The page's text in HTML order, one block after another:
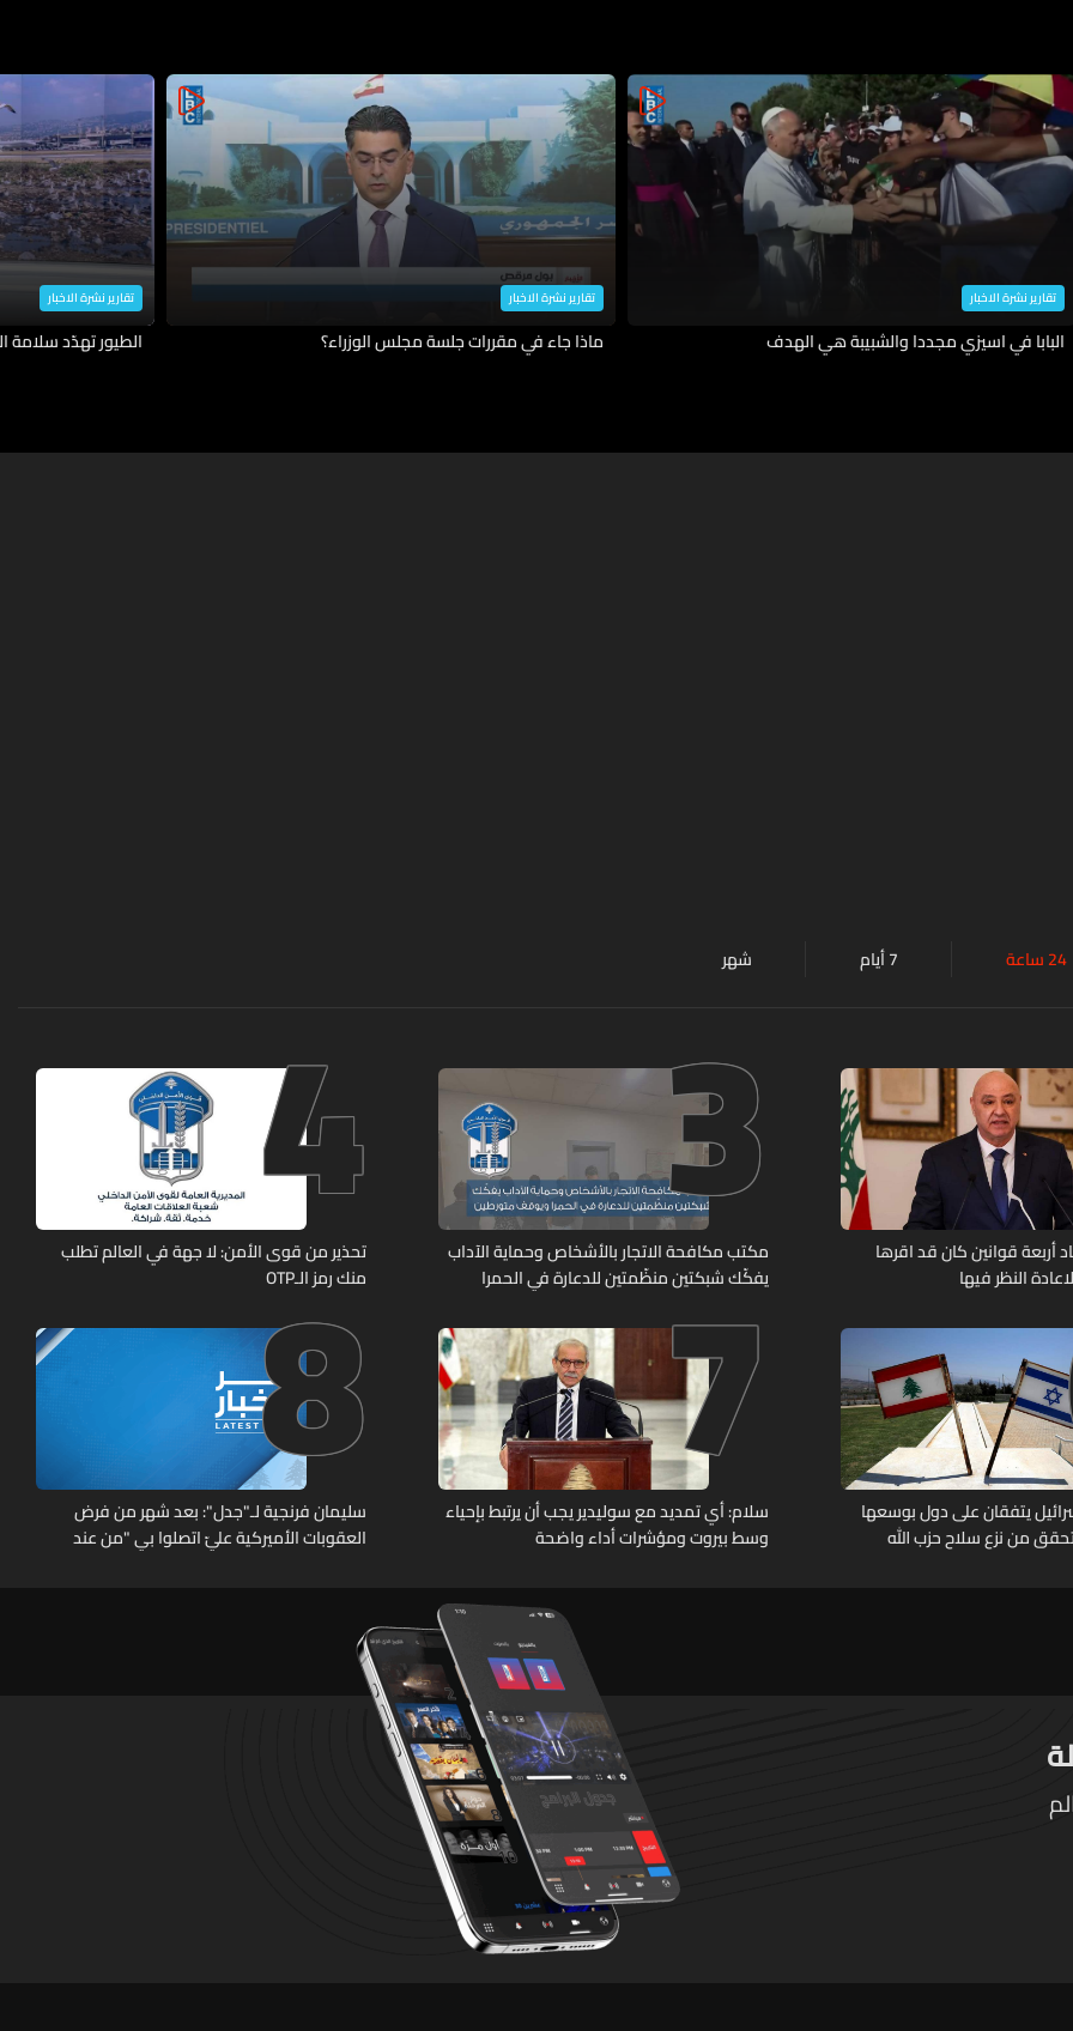
تقارير نشرة الاخبار
البابا في اسيزي مجددا والشبيبة هي الهدف
تقارير نشرة الاخبار
ماذا جاء في مقررات جلسة مجلس الوزراء؟
تقارير نشرة الاخبار
الطيور تهدّد سلامة
24 ساعة 7 أيام شهر
أربعة قوانين كان قد اقرها
النظر فيها
3
مكتب مكافحة الاتجار بالأشخاص وحماية الآداب
يفكّك شبكتين منظّمتين للدعارة في الحمرا
4
تحذير من قوى الأمن: لا جهة في العالم تطلب
منك رمز الـOTP
يتفقان على دول بوسعها
من نزع سلاح حزب الله
7
سلام: أي تمديد مع سوليدير يجب أن يرتبط بإحياء
وسط بيروت ومؤشرات أداء واضحة
8
سليمان فرنجية لـ"جدل": بعد شهر من فرض
العقوبات الأميركية عليّ اتصلوا بي "من عند